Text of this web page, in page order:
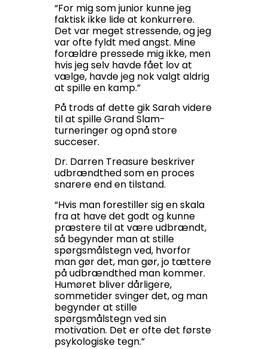
“For mig som junior kunne jeg
faktisk ikke lide at konkurrere.
Det var meget stressende, og jeg
var ofte fyldt med angst. Mine
forældre pressede mig ikke, men
hvis jeg selv havde fået lov at
vælge, havde jeg nok valgt aldrig
at spille en kamp.”
På trods af dette gik Sarah videre
til at spille Grand Slam-
turneringer og opnå store
succeser.
Dr. Darren Treasure beskriver
udbrændthed som en proces
snarere end en tilstand.
“Hvis man forestiller sig en skala
fra at have det godt og kunne
præstere til at være udbrændt,
så begynder man at stille
spørgsmålstegn ved, hvorfor
man gør det, man gør, jo tættere
på udbrændthed man kommer.
Humøret bliver dårligere,
sommetider svinger det, og man
begynder at stille
spørgsmålstegn ved sin
motivation. Det er ofte det første
psykologiske tegn.”